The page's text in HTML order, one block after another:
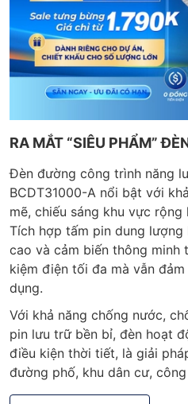
RA MẮT “SIÊU PHẨM”
Đèn đường công trình năng
BCDT31000-A nổi bật với
mẽ, chiếu sáng khu vực
Tích hợp tấm pin dung lượng
cao và cảm biến thông
kiệm điện tối đa mà vẫn
dụng.
Với khả năng chống nước,
pin lưu trữ bền bỉ, đèn hoạt
điều kiện thời tiết, là giải
đường phố, khu dân cư,